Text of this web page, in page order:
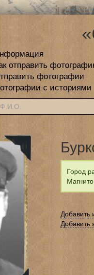
отправить
фотографии
с историями
Город
Добавить
Добавить